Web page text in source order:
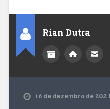
Rian Dutra
16 de dezembro de 2021